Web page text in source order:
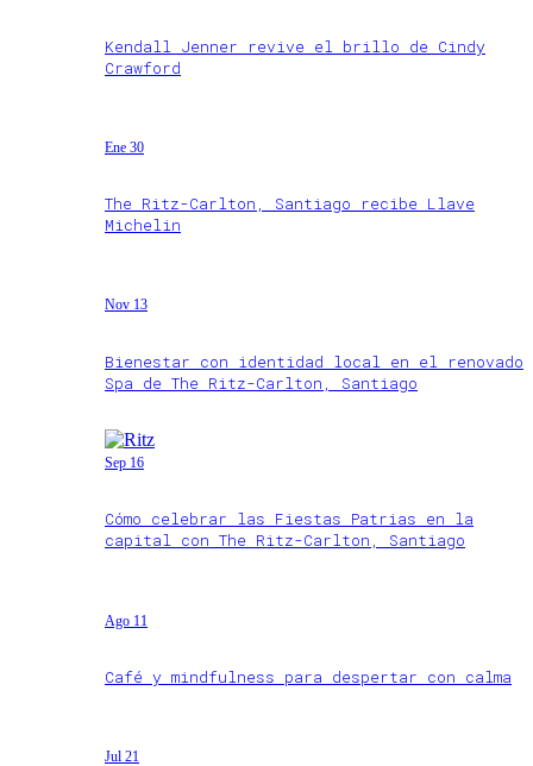
Kendall Jenner revive el brillo de Cindy
Crawford
Ene 30
The Ritz-Carlton, Santiago recibe Llave
Michelin
Nov 13
Bienestar con identidad local en el renovado
Spa de The Ritz-Carlton, Santiago
Sep 16
Cómo celebrar las Fiestas Patrias en la
capital con The Ritz-Carlton, Santiago
Ago 11
Café y mindfulness para despertar con calma
Jul 21